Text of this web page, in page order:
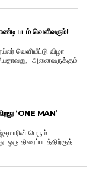
படம் வெளிவரும்!
வெளியீட்டு விழா
‘ONE MAN’
பெரும்
ஒரு திரைப்படத்திற்குத்...